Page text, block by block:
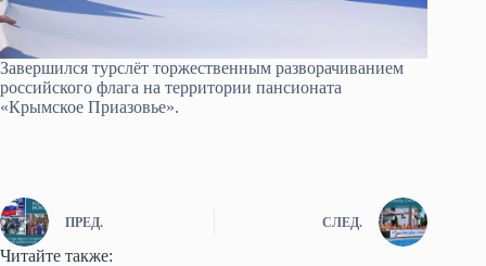
Завершился турслёт торжественным разворачиванием
российского флага на территории пансионата
«Крымское Приазовье».
ПРЕД. СЛЕД.
Читайте также: